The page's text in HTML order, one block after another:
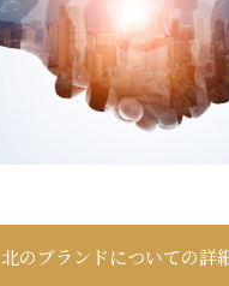
北のブランドについての詳